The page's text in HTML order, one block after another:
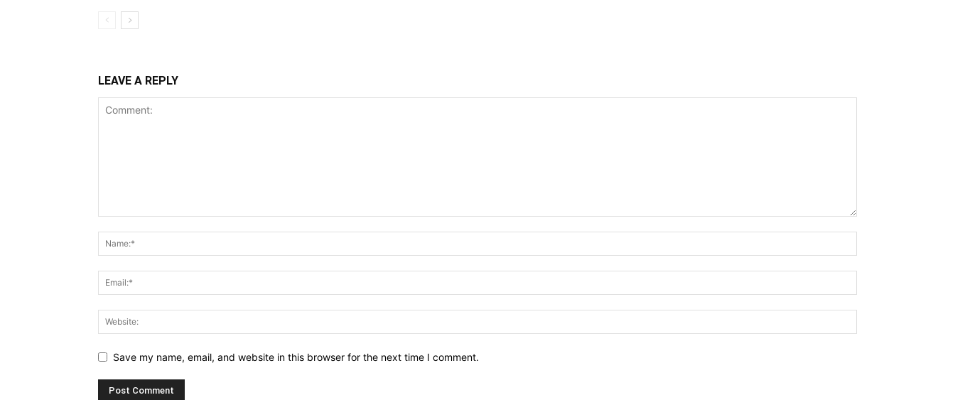
LEAVE A REPLY
Save my name, email, and website in this browser for the next time I comment.